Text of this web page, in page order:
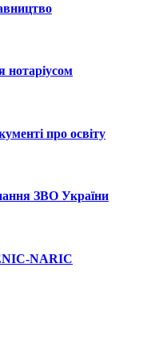
нотаріусом
про освіту
ЗВО України
ENIC-NARIC